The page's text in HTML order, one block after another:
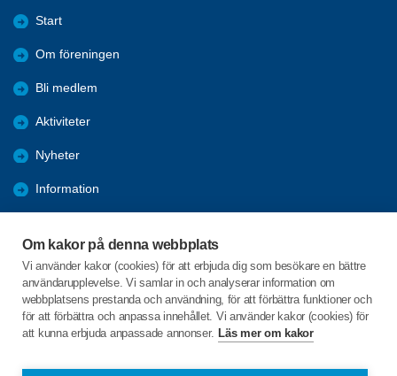
Om kakor på denna webbplats
Vi använder kakor (cookies) för att erbjuda dig som besökare en bättre
användarupplevelse. Vi samlar in och analyserar information om
webbplatsens prestanda och användning, för att förbättra funktioner och
för att förbättra och anpassa innehållet. Vi använder kakor (cookies) för
att kunna erbjuda anpassade annonser. Läs mer om kakor
Start
Om föreningen
Bli medlem
Aktiviteter
Nyheter
Information
Bilder och reportage
C/o:Arianne Buhr